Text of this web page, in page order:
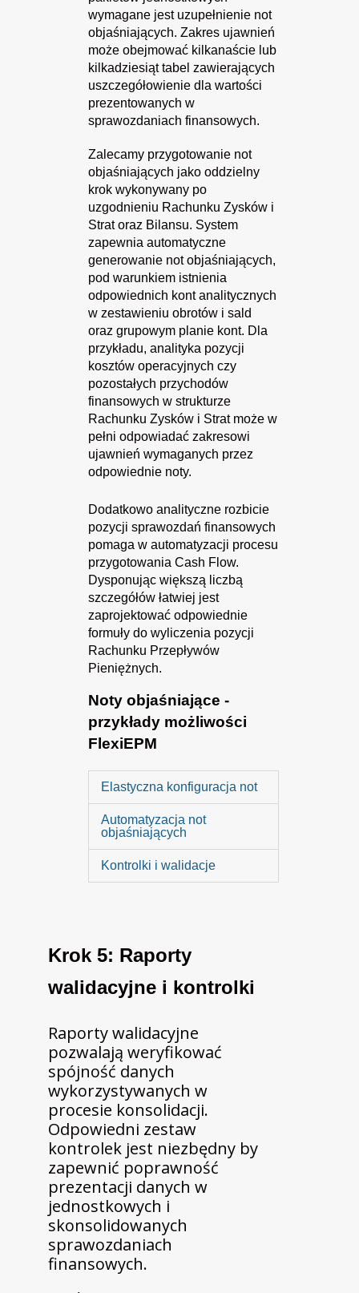
wymagane jest uzupełnienie not
objaśniających. Zakres ujawnień
może obejmować kilkanaście lub
kilkadziesiąt tabel zawierających
uszczegółowienie dla wartości
prezentowanych w
sprawozdaniach finansowych.
Zalecamy przygotowanie not
objaśniających jako oddzielny
krok wykonywany po
uzgodnieniu Rachunku Zysków i
Strat oraz Bilansu. System
zapewnia automatyczne
generowanie not objaśniających,
pod warunkiem istnienia
odpowiednich kont analitycznych
w zestawieniu obrotów i sald
oraz grupowym planie kont. Dla
przykładu, analityka pozycji
kosztów operacyjnych czy
pozostałych przychodów
finansowych w strukturze
Rachunku Zysków i Strat może w
pełni odpowiadać zakresowi
ujawnień wymaganych przez
odpowiednie noty.
Dodatkowo analityczne rozbicie
pozycji sprawozdań finansowych
pomaga w automatyzacji procesu
przygotowania Cash Flow.
Dysponując większą liczbą
szczegółów łatwiej jest
zaprojektować odpowiednie
formuły do wyliczenia pozycji
Rachunku Przepływów
Pieniężnych.
Noty objaśniające -
przykłady możliwości
FlexiEPM
Elastyczna konfiguracja not
Automatyzacja not
objaśniających
Kontrolki i walidacje
Krok 5: Raporty
walidacyjne i kontrolki
Raporty walidacyjne
pozwalają weryfikować
spójność danych
wykorzystywanych w
procesie konsolidacji.
Odpowiedni zestaw
kontrolek jest niezbędny by
zapewnić poprawność
prezentacji danych w
jednostkowych i
skonsolidowanych
sprawozdaniach
finansowych.